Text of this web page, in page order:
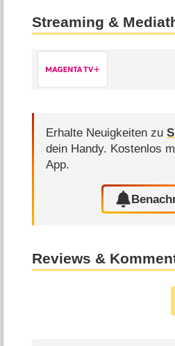
Streaming &
Erhalte Neuigkeiten zu
dein Handy. Kostenlos
App.
Reviews &